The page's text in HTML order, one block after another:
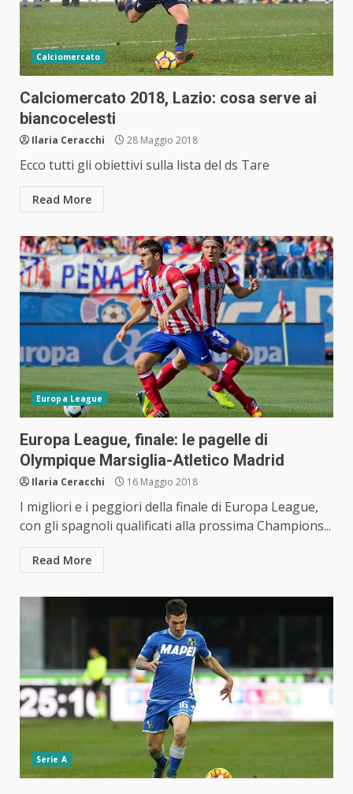
Calciomercato
Calciomercato 2018, Lazio: cosa serve ai
biancocelesti
Ilaria Ceracchi 28 Maggio 2018
Ecco tutti gli obiettivi sulla lista del ds Tare
Read More
Europa League
Europa League, finale: le pagelle di
Olympique Marsiglia-Atletico Madrid
Ilaria Ceracchi 16 Maggio 2018
I migliori e i peggiori della finale di Europa League,
con gli spagnoli qualificati alla prossima Champions...
Read More
Serie A